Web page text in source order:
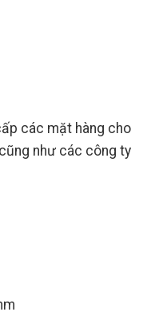
các mặt hàng cho
như các công ty